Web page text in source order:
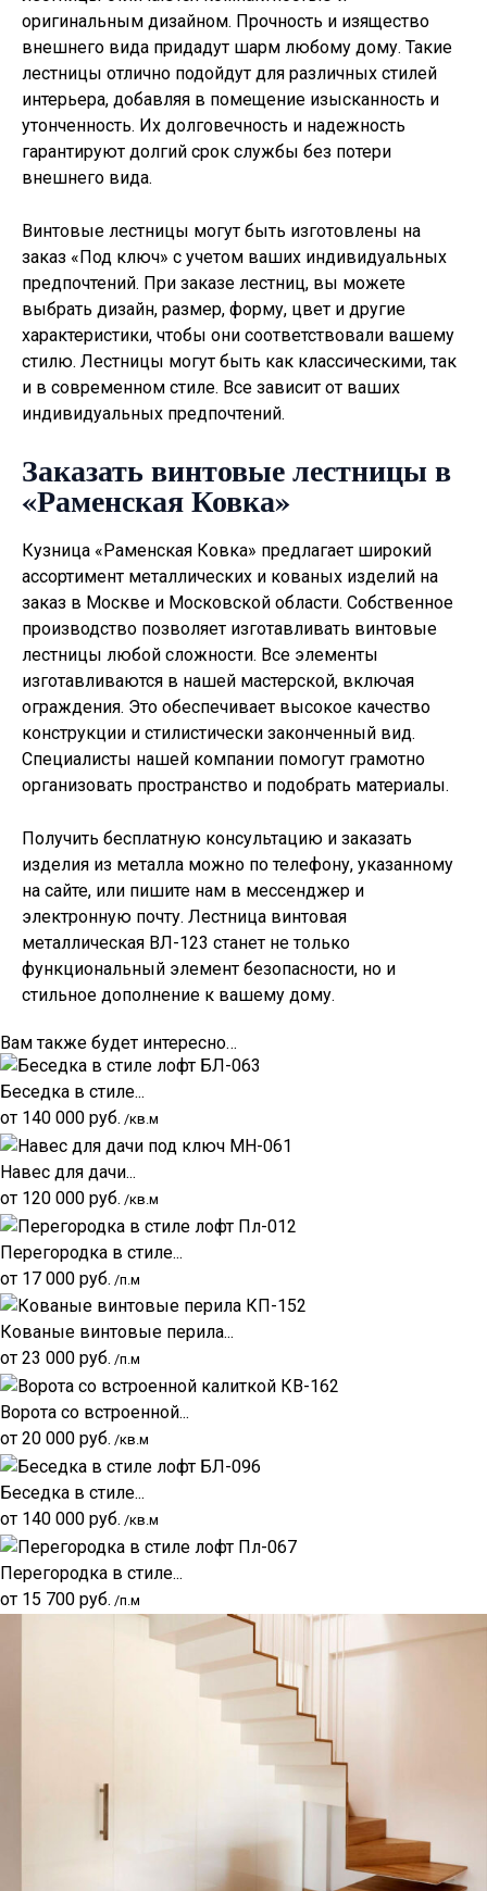
оригинальным дизайном. Прочность и изящество
внешнего вида придадут шарм любому дому. Такие
лестницы отлично подойдут для различных стилей
интерьера, добавляя в помещение изысканность и
утонченность. Их долговечность и надежность
гарантируют долгий срок службы без потери
внешнего вида.
Винтовые лестницы могут быть изготовлены на
заказ «Под ключ» с учетом ваших индивидуальных
предпочтений. При заказе лестниц, вы можете
выбрать дизайн, размер, форму, цвет и другие
характеристики, чтобы они соответствовали вашему
стилю. Лестницы могут быть как классическими, так
и в современном стиле. Все зависит от ваших
индивидуальных предпочтений.
Заказать винтовые лестницы в
«Раменская Ковка»
Кузница «Раменская Ковка» предлагает широкий
ассортимент металлических и кованых изделий на
заказ в Москве и Московской области. Собственное
производство позволяет изготавливать винтовые
лестницы любой сложности. Все элементы
изготавливаются в нашей мастерской, включая
ограждения. Это обеспечивает высокое качество
конструкции и стилистически законченный вид.
Специалисты нашей компании помогут грамотно
организовать пространство и подобрать материалы.
Получить бесплатную консультацию и заказать
изделия из металла можно по телефону, указанному
на сайте, или пишите нам в мессенджер и
электронную почту. Лестница винтовая
металлическая ВЛ-123 станет не только
функциональный элемент безопасности, но и
стильное дополнение к вашему дому.
Вам также будет интересно…
Беседка в стиле...
от 140 000 руб. /кв.м
Навес для дачи...
от 120 000 руб. /кв.м
Перегородка в стиле...
от 17 000 руб. /п.м
Кованые винтовые перила...
от 23 000 руб. /п.м
Ворота со встроенной...
от 20 000 руб. /кв.м
Беседка в стиле...
от 140 000 руб. /кв.м
Перегородка в стиле...
от 15 700 руб. /п.м